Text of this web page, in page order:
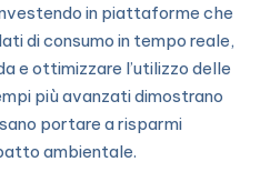
in piattaforme che
di consumo in tempo reale,
e ottimizzare l’utilizzo delle
più avanzati dimostrano
portare a risparmi
ambientale.